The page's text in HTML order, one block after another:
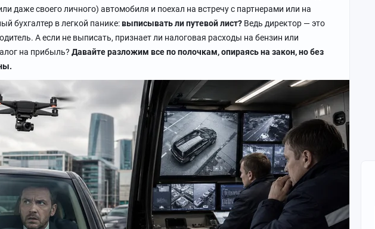
даже своего личного) автомобиля и поехал на встречу с партнерами или на
бухгалтер в легкой панике:выписывать ли путевой лист? Ведь директор — это
А если не выписать, признает ли налоговая расходы на бензин или
на прибыль? Давайте разложим все по полочкам, опираясь на закон, но без